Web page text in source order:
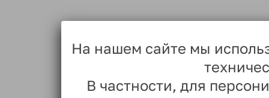
На нашем сайте мы
В частности, для